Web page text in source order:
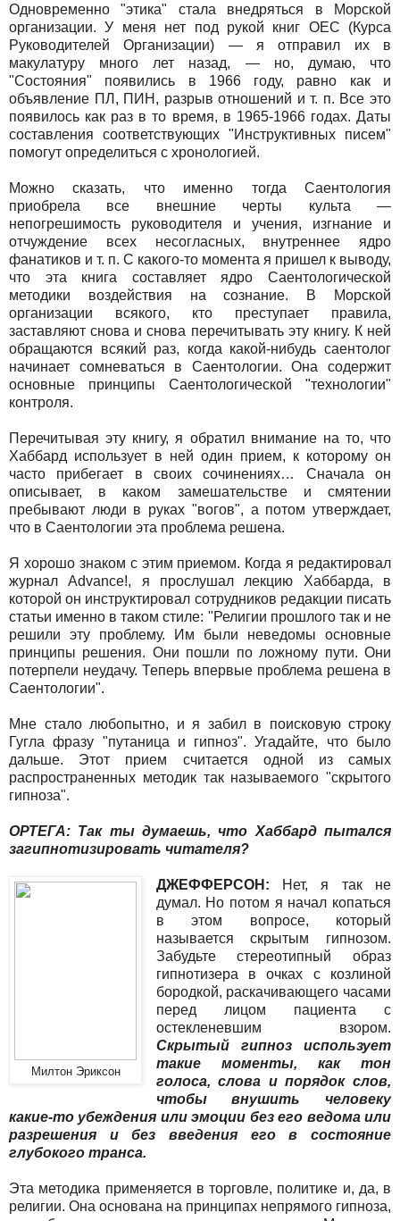
Одновременно "этика" стала внедряться в Морской
организации. У меня нет под рукой книг OEC (Курса
Руководителей Организации) — я отправил их в
макулатуру много лет назад, — но, думаю, что
"Состояния" появились в 1966 году, равно как и
объявление ПЛ, ПИН, разрыв отношений и т. п. Все это
появилось как раз в то время, в 1965-1966 годах. Даты
составления соответствующих "Инструктивных писем"
помогут определиться с хронологией.
Можно сказать, что именно тогда Саентология
приобрела все внешние черты культа —
непогрешимость руководителя и учения, изгнание и
отчуждение всех несогласных, внутреннее ядро
фанатиков и т. п. С какого-то момента я пришел к выводу,
что эта книга составляет ядро Саентологической
методики воздействия на сознание. В Морской
организации всякого, кто преступает правила,
заставляют снова и снова перечитывать эту книгу. К ней
обращаются всякий раз, когда какой-нибудь саентолог
начинает сомневаться в Саентологии. Она содержит
основные принципы Саентологической "технологии"
контроля.
Перечитывая эту книгу, я обратил внимание на то, что
Хаббард использует в ней один прием, к которому он
часто прибегает в своих сочинениях… Сначала он
описывает, в каком замешательстве и смятении
пребывают люди в руках "вогов", а потом утверждает,
что в Саентологии эта проблема решена.
Я хорошо знаком с этим приемом. Когда я редактировал
журнал Advance!, я прослушал лекцию Хаббарда, в
которой он инструктировал сотрудников редакции писать
статьи именно в таком стиле: "Религии прошлого так и не
решили эту проблему. Им были неведомы основные
принципы решения. Они пошли по ложному пути. Они
потерпели неудачу. Теперь впервые проблема решена в
Саентологии".
Мне стало любопытно, и я забил в поисковую строку
Гугла фразу "путаница и гипноз". Угадайте, что было
дальше. Этот прием считается одной из самых
распространенных методик так называемого "скрытого
гипноза".
ОРТЕГА: Так ты думаешь, что Хаббард пытался
загипнотизировать читателя?
Милтон Эриксон
ДЖЕФФЕРСОН:
Нет, я так не
думал. Но потом я начал копаться
в этом вопросе, который
называется скрытым гипнозом.
Забудьте стереотипный образ
гипнотизера в очках с козлиной
бородкой, раскачивающего часами
перед лицом пациента с
остекленевшим взором.
Скрытый гипноз использует
такие моменты, как тон
голоса, слова и порядок слов,
чтобы внушить человеку
какие-то убеждения или эмоции без его ведома или
разрешения и без введения его в состояние
глубокого транса.
Эта методика применяется в торговле, политике и, да, в
религии. Она основана на принципах непрямого гипноза,